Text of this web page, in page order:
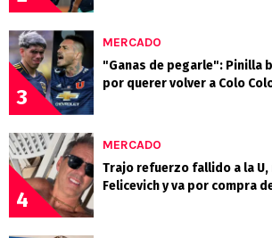
3
MERCADO
"Ganas de pegarle": Pinilla
por querer volver a Colo
4
MERCADO
Trajo refuerzo fallido a la U,
Felicevich y va por compra